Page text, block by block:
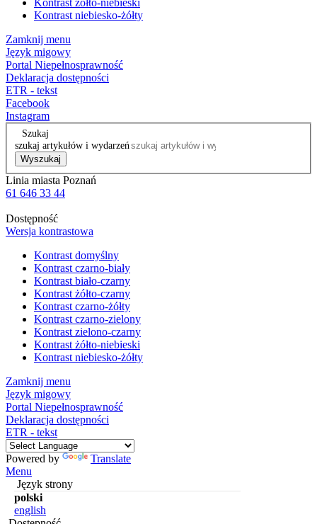
Kontrast niebiesko-żółty
Zamknij menu
Język migowy
Portal Niepełnosprawność
Deklaracja dostępności
ETR - tekst
Facebook
Instagram
Szukaj
szukaj artykułów i wydarzeń
Wyszukaj
Linia miasta Poznań
61 646 33 44
Dostępność
Wersja kontrastowa
Kontrast domyślny
Kontrast czarno-biały
Kontrast biało-czarny
Kontrast żółto-czarny
Kontrast czarno-żółty
Kontrast czarno-zielony
Kontrast zielono-czarny
Kontrast żółto-niebieski
Kontrast niebiesko-żółty
Zamknij menu
Język migowy
Portal Niepełnosprawność
Deklaracja dostępności
ETR - tekst
Powered by
Translate
Menu
Język strony
polski
english